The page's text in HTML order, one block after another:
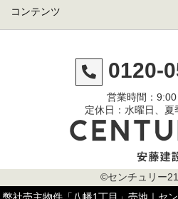
コンテンツ
0120-
営業時間：
定休日：水曜日、夏
©センチュリー